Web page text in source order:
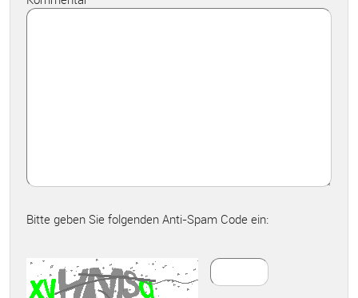
Bitte geben Sie folgenden Anti-Spam Code ein: